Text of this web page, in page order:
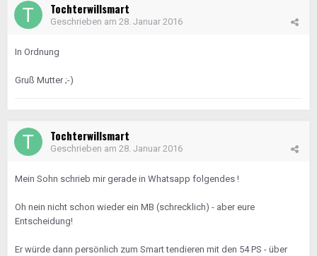
Tochterwillsmart
Geschrieben am 28. Januar 2016
In Ordnung
Gruß Mutter ;-)
Tochterwillsmart
Geschrieben am 28. Januar 2016
Mein Sohn schrieb mir gerade in Whatsapp folgendes !
Oh nein nicht schon wieder ein MB (schrecklich) - aber eure
Entscheidung!
Er würde dann persönlich zum Smart tendieren mit den 54 PS - über